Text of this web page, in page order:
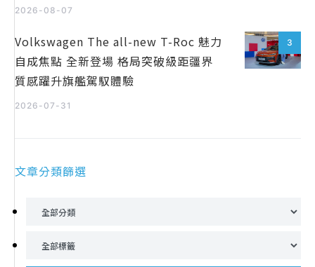
2026-08-07
3
Volkswagen The all-new T-Roc 魅力
自成焦點 全新登場 格局突破級距疆界
質感躍升旗艦駕馭體驗
2026-07-31
文章分類篩選